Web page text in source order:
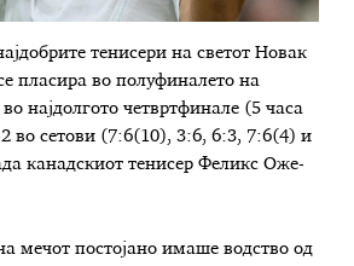
тенисери на светот Новак
пласира во полуфиналето на
најдолгото четвртфинале (5 часа
во сетови (7:6(10), 3:6, 6:3, 7:6(4) и
канадскиот тенисер Феликс Оже-
мечот постојано имаше водство од